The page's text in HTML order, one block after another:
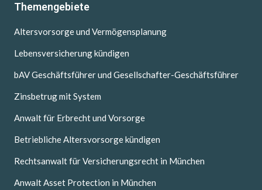
Themengebiete
Altersvorsorge und Vermögensplanung
Lebensversicherung kündigen
bAV Geschäftsführer und Gesellschafter-Geschäftsführer
Zinsbetrug mit System
Anwalt für Erbrecht und Vorsorge
Betriebliche Altersvorsorge kündigen
Rechtsanwalt für Versicherungsrecht in München
Anwalt Asset Protection in München